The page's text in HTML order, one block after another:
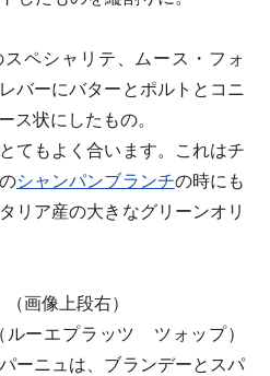
スペシャリテ、ムース・フォ
バーにバターとポルトとコニ
ス状にしたもの。
てもよく合います。これはチ
シャンパンブランチの時にも
リア産の大きなグリーンオリ
（画像上段右）
ルーエプラッツ ツォップ）
ーニュは、ブランデーとスパ